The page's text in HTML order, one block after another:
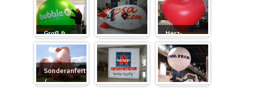
Groß &
Rund
Zeppelin
Herz-
Ballon
Sonderanfertigung
/